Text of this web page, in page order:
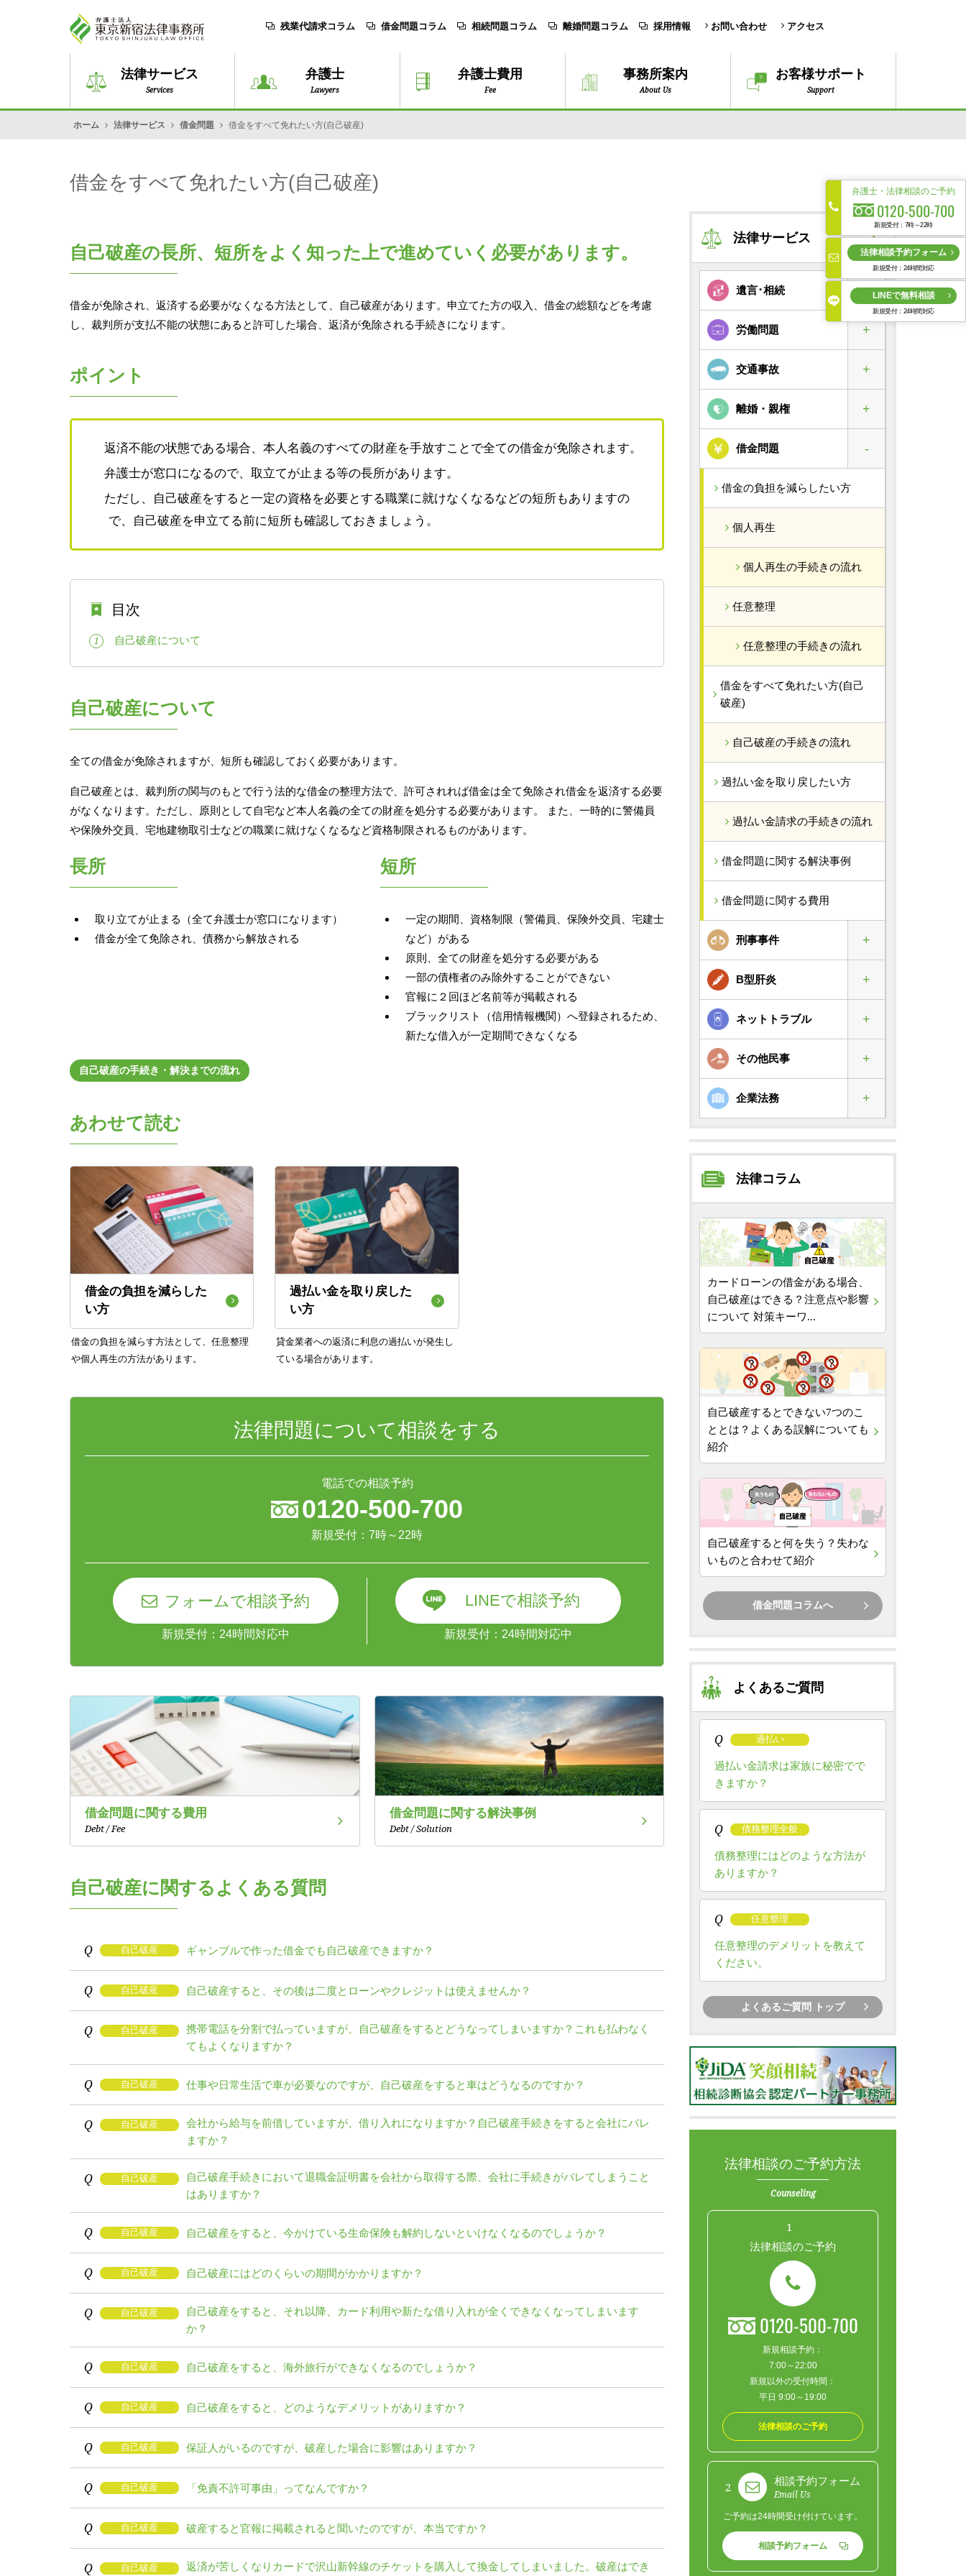
残業代請求コラム 借金問題コラム 相続問題コラム 離婚問題コラム 採用情報 お問い合わせ アクセス
法律サービス
Services
弁護士
Lawyers
弁護士費用
Fee
事務所案内
About Us
お客様サポート
Support
ホーム 法律サービス 借金問題 借金をすべて免れたい方(自己破産)
借金をすべて免れたい方(自己破産)
自己破産の長所、短所をよく知った上で進めていく必要があります。
借金が免除され、返済する必要がなくなる方法として、自己破産があります。申立てた方の収入、借金の総額などを考慮
し、裁判所が支払不能の状態にあると許可した場合、返済が免除される手続きになります。
ポイント
返済不能の状態である場合、本人名義のすべての財産を手放すことで全ての借金が免除されます。
弁護士が窓口になるので、取立てが止まる等の長所があります。
ただし、自己破産をすると一定の資格を必要とする職業に就けなくなるなどの短所もありますの
で、自己破産を申立てる前に短所も確認しておきましょう。
目次
1 自己破産について
自己破産について
全ての借金が免除されますが、短所も確認しておく必要があります。
自己破産とは、裁判所の関与のもとで行う法的な借金の整理方法で、許可されれば借金は全て免除され借金を返済する必要
がなくなります。ただし、原則として自宅など本人名義の全ての財産を処分する必要があります。 また、一時的に警備員
や保険外交員、宅地建物取引士などの職業に就けなくなるなど資格制限されるものがあります。
長所
取り立てが止まる（全て弁護士が窓口になります）
借金が全て免除され、債務から解放される
短所
一定の期間、資格制限（警備員、保険外交員、宅建士
など）がある
原則、全ての財産を処分する必要がある
一部の債権者のみ除外することができない
官報に２回ほど名前等が掲載される
ブラックリスト（信用情報機関）へ登録されるため、
新たな借入が一定期間できなくなる
自己破産の手続き・解決までの流れ
あわせて読む
借金の負担を減らした
い方
借金の負担を減らす方法として、任意整理
や個人再生の方法があります。
過払い金を取り戻した
い方
貸金業者への返済に利息の過払いが発生し
ている場合があります。
法律問題について相談をする
電話での相談予約
0120-500-700
新規受付：7時～22時
フォームで相談予約
新規受付：24時間対応中
LINEで相談予約
新規受付：24時間対応中
借金問題に関する費用
Debt / Fee
借金問題に関する解決事例
Debt / Solution
自己破産に関するよくある質問
Q 自己破産 ギャンブルで作った借金でも自己破産できますか？
Q 自己破産 自己破産すると、その後は二度とローンやクレジットは使えませんか？
Q 自己破産
携帯電話を分割で払っていますが、自己破産をするとどうなってしまいますか？これも払わなく
てもよくなりますか？
Q 自己破産 仕事や日常生活で車が必要なのですが、自己破産をすると車はどうなるのですか？
Q 自己破産
会社から給与を前借していますが、借り入れになりますか？自己破産手続きをすると会社にバレ
ますか？
Q 自己破産
自己破産手続きにおいて退職金証明書を会社から取得する際、会社に手続きがバレてしまうこと
はありますか？
Q 自己破産 自己破産をすると、今かけている生命保険も解約しないといけなくなるのでしょうか？
Q 自己破産 自己破産にはどのくらいの期間がかかりますか？
Q 自己破産
自己破産をすると、それ以降、カード利用や新たな借り入れが全くできなくなってしまいます
か？
Q 自己破産 自己破産をすると、海外旅行ができなくなるのでしょうか？
Q 自己破産 自己破産をすると、どのようなデメリットがありますか？
Q 自己破産 保証人がいるのですが、破産した場合に影響はありますか？
Q 自己破産 「免責不許可事由」ってなんですか？
Q 自己破産 破産すると官報に掲載されると聞いたのですが、本当ですか？
Q 自己破産 返済が苦しくなりカードで沢山新幹線のチケットを購入して換金してしまいました。破産はでき
法律サービス
遺言･相続
労働問題
交通事故
離婚・親権
借金問題
借金の負担を減らしたい方
個人再生
個人再生の手続きの流れ
任意整理
任意整理の手続きの流れ
借金をすべて免れたい方(自己
破産)
自己破産の手続きの流れ
過払い金を取り戻したい方
過払い金請求の手続きの流れ
借金問題に関する解決事例
借金問題に関する費用
刑事事件
B型肝炎
ネットトラブル
その他民事
企業法務
法律コラム
カードローンの借金がある場合、
自己破産はできる？注意点や影響
について 対策キーワ...
自己破産するとできない7つのこ
ととは？よくある誤解についても
紹介
自己破産すると何を失う？失わな
いものと合わせて紹介
借金問題コラムへ
よくあるご質問
Q 過払い
過払い金請求は家族に秘密でで
きますか？
Q 債務整理全般
債務整理にはどのような方法が
ありますか？
Q 任意整理
任意整理のデメリットを教えて
ください。
よくあるご質問 トップ
法律相談のご予約方法
Counseling
1
法律相談のご予約
0120-500-700
新規相談予約：
7:00～22:00
新規以外の受付時間：
平日 9:00～19:00
法律相談のご予約
2
相談予約フォーム
Email Us
ご予約は24時間受け付けています。
相談予約フォーム
弁護士・法律相談のご予約
0120-500-700
新規受付：7時～22時
法律相談予約フォーム
新規受付：24時間対応
LINEで無料相談
新規受付：24時間対応